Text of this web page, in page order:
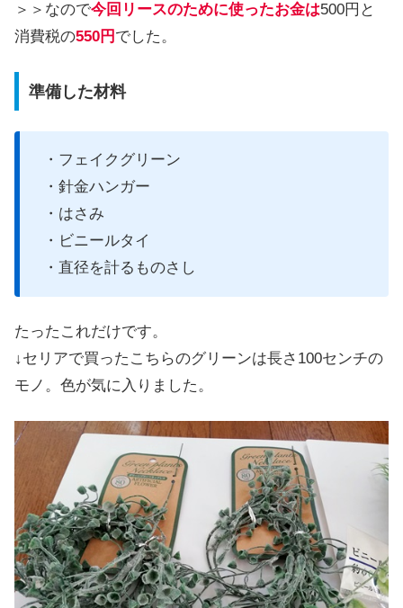
＞＞なので今回リースのために使ったお金は500円と
消費税の550円 でした。
準備した材料
・フェイクグリーン
・針金ハンガー
・はさみ
・ビニールタイ
・直径を計るものさし
たったこれだけです。
↓セリアで買ったこちらのグリーンは長さ100センチの
モノ。色が気に入りました。